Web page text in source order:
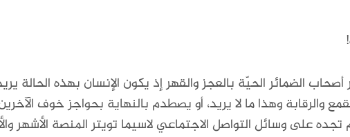
الضمائر الحيّة بالعجز والقهر إذ يكون الإنسان بهذه
والرقابة وهذا ما لا يريد، أو يصطدم بالنهاية بحواجز خوف
على وسائل التواصل الاجتماعي لاسيما تويتر المنصة الأشهر